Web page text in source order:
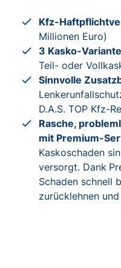
Kfz-
Millionen Euro)
3 Kasko-
Teil- oder
Sinnvolle
D.A.S. TOP Kfz-
Rasche,
mit Premium-
Kaskoschaden
versorgt. Dank
Schaden schnell
zurücklehnen